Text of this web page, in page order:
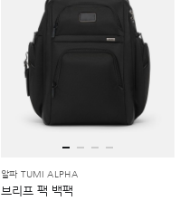
알파 TUMI ALPHA
브리프 팩 백팩